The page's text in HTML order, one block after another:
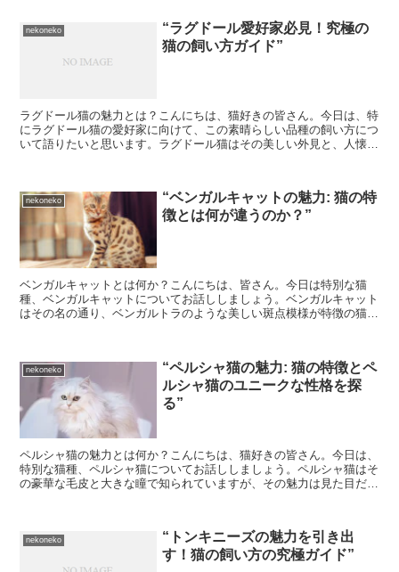
nekoneko
“ラグドール愛好家必見！究極の
猫の飼い方ガイド”
ラグドール猫の魅力とは？こんにちは、猫好きの皆さん。今日は、特
にラグドール猫の愛好家に向けて、この素晴らしい品種の飼い方につ
いて語りたいと思います。ラグドール猫はその美しい外見と、人懐っ
nekoneko
“ベンガルキャットの魅力: 猫の特
徴とは何が違うのか？”
ベンガルキャットとは何か？こんにちは、皆さん。今日は特別な猫
種、ベンガルキャットについてお話ししましょう。ベンガルキャット
はその名の通り、ベンガルトラのような美しい斑点模様が特徴の猫種
nekoneko
“ペルシャ猫の魅力: 猫の特徴とペ
ルシャ猫のユニークな性格を探
る”
ペルシャ猫の魅力とは何か？こんにちは、猫好きの皆さん。今日は、
特別な猫種、ペルシャ猫についてお話ししましょう。ペルシャ猫はそ
の豪華な毛皮と大きな瞳で知られていますが、その魅力は見た目だけ
nekoneko
“トンキニーズの魅力を引き出
す！猫の飼い方の究極ガイド”